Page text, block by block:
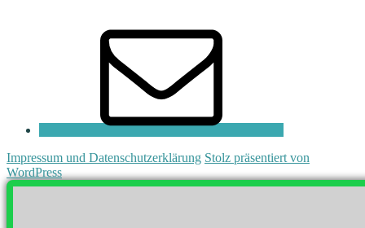
Impressum und Datenschutzerklärung Stolz präsentiert von
WordPress